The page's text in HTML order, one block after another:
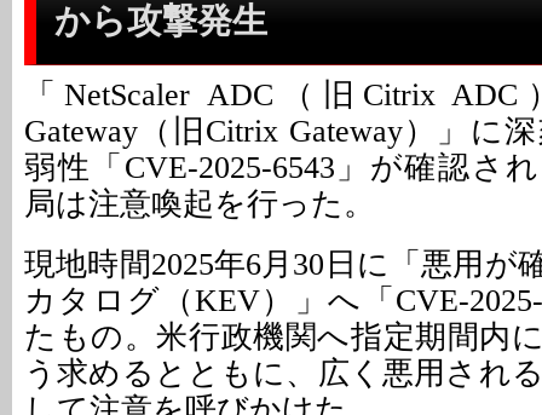
から攻撃発生
「NetScaler ADC（旧Citrix ADC
Gateway（旧Citrix Gateway）」に
弱性「CVE-2025-6543」が確認さ
局は注意喚起を行った。
現地時間2025年6月30日に「悪用が
カタログ（KEV）」へ「CVE-
たもの。米行政機関へ指定期間内
う求めるとともに、広く悪用され